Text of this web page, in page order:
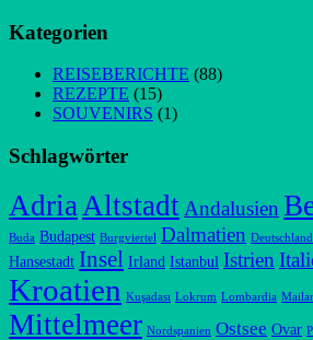
Kategorien
REISEBERICHTE (88)
REZEPTE (15)
SOUVENIRS (1)
Schlagwörter
Adria Altstadt Andalusien
Buda Budapest Burgviertel Dalmatien Deutschland
Hansestadt Insel Irland Istanbul Istrien
Kroatien Kuşadası Lokrum Lombardia
Mittelmeer Nordspanien Ostsee Ovar